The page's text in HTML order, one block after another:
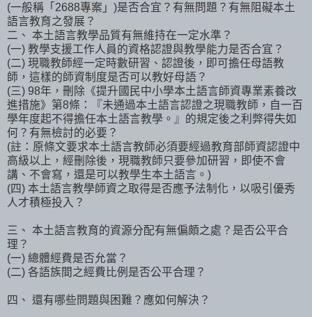
(一般稱「2688專案」)是否合宜？有無問題？有無阻礙本土
語言教育之發展？
二、 本土語言教學品質有無維持在一定水準？
(一) 教學支援工作人員的資格認證與教學能力是否合宜？
(二) 現職教師經一定時數研習、認證後，即可擔任母語教
師，這樣的師資制度是否可以教好母語？
(三) 98年，刪除《提升國民中小學本土語言師資專業素養改
進措施》第8條：『未通過本土語言認證之現職教師，自一百
學年度起不得擔任本土語言教學。』的規定後之利弊得失如
何？有無檢討的必要？
(註：原條文要求本土語言教師必須要經過教育部師資認證中
高級以上，經刪除後，現職教師只要參加研習，即使不會
講、不會寫，還是可以教學生本土語言。)
(四) 本土語言教學師資之取得是否應予法制化，以吸引優秀
人才積極投入？
三、 本土語言教育的資源分配有無偏頗之處？是否公平合
理？
(一) 總體經費是否允當？
(二) 各語族間之經費比例是否公平合理？
四、 還有哪些問題與困難？應如何解決？